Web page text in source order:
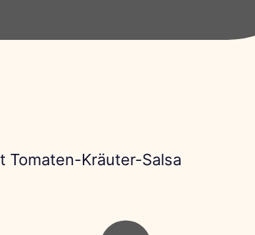
Tomaten-Kräuter-Salsa